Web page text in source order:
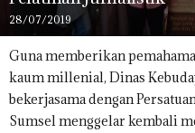
28/07/2019
Guna memberikan
kaum millenial, Dinas
bekerjasama dengan
Sumsel menggelar kembali